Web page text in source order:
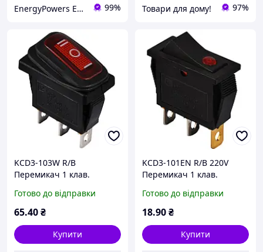
EnergyPowers ELTIS 99% Товари для дому! 97%
KCD3-103W R/B
Перемикач 1 клав.
Готово до відправки
65.40₴
Купити
KCD3-101EN R/B 220V
Перемикач 1 клав.
підсвічуванням
(точковим)
Готово до відправки
18.90₴
Купити